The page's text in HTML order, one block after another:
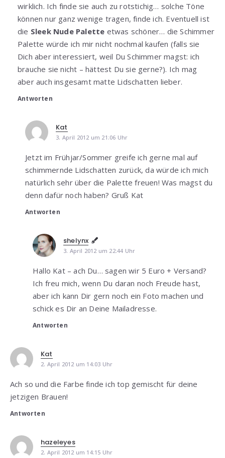
wirklich. Ich finde sie auch zu rotstichig… solche Töne
können nur ganz wenige tragen, finde ich. Eventuell ist
die Sleek Nude Palette etwas schöner… die Schimmer
Palette würde ich mir nicht nochmal kaufen (falls sie
Dich aber interessiert, weil Du Schimmer magst: ich
brauche sie nicht – hättest Du sie gerne?). Ich mag
aber auch insgesamt matte Lidschatten lieber.
Antworten
Kat
3. April 2012 um 21:06 Uhr
Jetzt im Frühjar/Sommer greife ich gerne mal auf
schimmernde Lidschatten zurück, da würde ich mich
natürlich sehr über die Palette freuen! Was magst du
denn dafür noch haben? Gruß Kat
Antworten
shelynx
3. April 2012 um 22:44 Uhr
Hallo Kat – ach Du… sagen wir 5 Euro + Versand?
Ich freu mich, wenn Du daran noch Freude hast,
aber ich kann Dir gern noch ein Foto machen und
schick es Dir an Deine Mailadresse.
Antworten
Kat
2. April 2012 um 14:03 Uhr
Ach so und die Farbe finde ich top gemischt für deine
jetzigen Brauen!
Antworten
hazeleyes
2. April 2012 um 14:15 Uhr